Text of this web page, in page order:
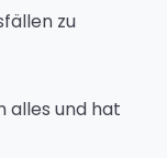
zu
alles und hat